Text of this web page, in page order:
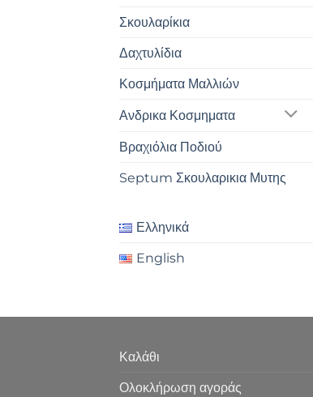
Σκουλαρίκια
Δαχτυλίδια
Κοσμήματα Μαλλιών
Ανδρικα Κοσμηματα
Βραχιόλια Ποδιού
Septum Σκουλαρικια Μυτης
Ελληνικά
English
Καλάθι
Ολοκλήρωση αγοράς